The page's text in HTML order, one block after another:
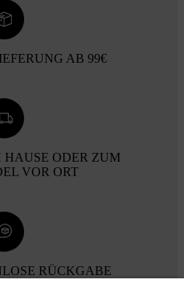
AB 99€
ODER ZUM
VOR ORT
RÜCKGABE